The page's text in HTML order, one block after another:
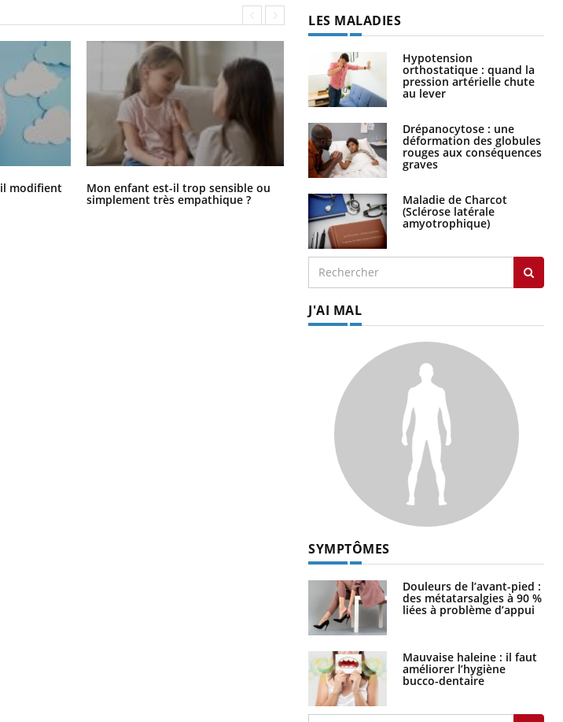
modifient Mon enfant est-il trop sensible ou
simplement très empathique ? trousse à pharmacie pour les
vacances ?
LES MALADIES
Hypotension
orthostatique : quand la
pression artérielle chute
au lever
Drépanocytose : une
déformation des globules
rouges aux conséquences
graves
Maladie de Charcot
(Sclérose latérale
amyotrophique)
J'AI MAL
SYMPTÔMES
Douleurs de l’avant-pied :
des métatarsalgies à 90 %
liées à problème d’appui
Mauvaise haleine : il faut
améliorer l’hygiène
bucco-dentaire